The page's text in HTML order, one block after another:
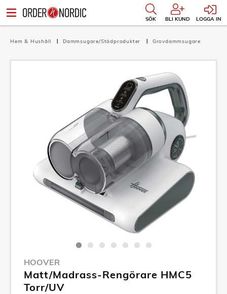
SÖK BLI KUND LOGGA IN
Hem & Hushåll Dammsugare/Städprodukter Grovdammsugare
HOOVER
Matt/Madrass-Rengörare HMC5
Torr/UV